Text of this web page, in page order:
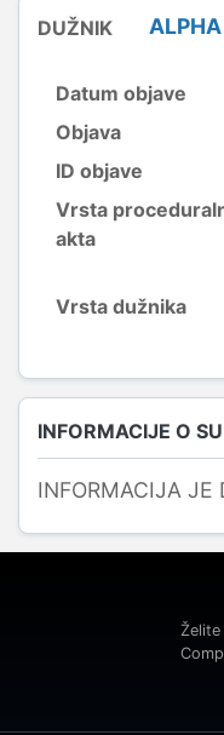
DUŽNIK
Datum objave
Objava
ID objave
Vrsta
akta
Vrsta dužnika
INFORMACIJE O
INFORMACIJA JE